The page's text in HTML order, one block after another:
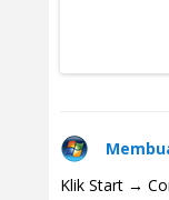
Klik Start →